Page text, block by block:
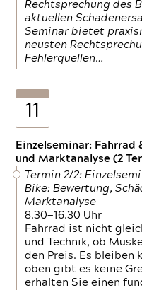
Rechtsprechung des
aktuellen
Seminar bietet
neusten
Fehlerquellen…
11
Einzelseminar: Fahrrad
und Marktanalyse (2
Termin 2/2:
Bike: Bewertung,
Marktanalyse
8.30—16.30 Uhr
Fahrrad ist nicht
und Technik, ob
den Preis. Es bleiben
oben gibt es keine
erhalten Sie einen